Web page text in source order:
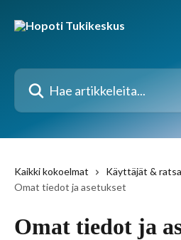
Hae artikkeleita...
Kaikki kokoelmat Käyttäjät &
Omat tiedot ja asetukset
Omat tiedot ja